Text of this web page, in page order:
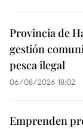
Provincia de
gestión
pesca ilegal
06/08/2026 18:02
Emprenden